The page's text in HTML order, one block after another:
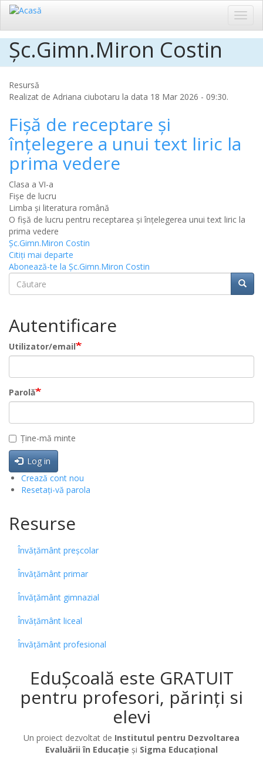
Sari
conținutul
Şc.Gimn.Miron Costin
Resursă
Realizat de Adriana ciubotaru la data 18 Mar 2026 - 09:30.
Fişă de receptare şi
înţelegere a unui text liric la
prima vedere
Clasa a VI-a
Fișe de lucru
Limba şi literatura română
O fişă de lucru pentru receptarea şi înţelegerea unui text liric la
prima vedere
Şc.Gimn.Miron Costin
Citiţi mai departe
Abonează-te la Şc.Gimn.Miron Costin
Căutare
Căutare
Autentificare
Utilizator/email
Parolă
Ține-mă minte
Log in
Crează cont nou
Resetați-vă parola
Resurse
Învățământ preșcolar
Învățământ primar
Învățământ gimnazial
Învățământ liceal
Învățământ profesional
EduȘcoală este GRATUIT
pentru profesori, părinți si
elevi
Un proiect dezvoltat de Institutul pentru Dezvoltarea
Evaluării în Educație și Sigma Educațional